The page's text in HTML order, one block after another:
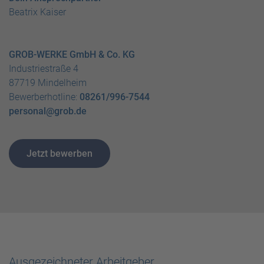
Beatrix Kaiser
GROB-WERKE GmbH & Co. KG
Industriestraße 4
87719 Mindelheim
Bewerberhotline: 08261/996-7544
personal@grob.de
Jetzt bewerben